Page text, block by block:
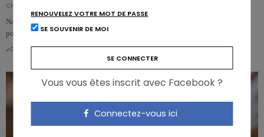
CHARLOTTE BAECKE
Nous sommes de plus en plus nombreux à adapter nos habitudes alimentaires
pour réduire notre empreinte écologique. Après le flexitarisme, le régime…
0
RENOUVELEZ VOTRE MOT DE PASSE
SE SOUVENIR DE MOI
Vous vous êtes inscrit avec Facebook ?
Connectez-vous ici